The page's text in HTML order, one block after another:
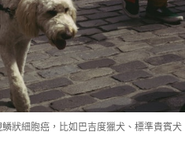
狀細胞癌，比如巴吉度獵犬、標準貴賓犬